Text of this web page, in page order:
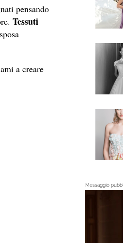
pensando
Tessuti
a creare
Messaggio